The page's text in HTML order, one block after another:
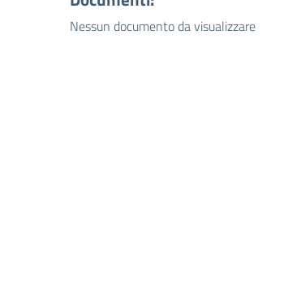
Nessun documento da visualizzare